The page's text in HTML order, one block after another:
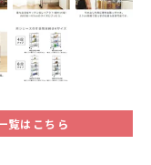
覧はこちら